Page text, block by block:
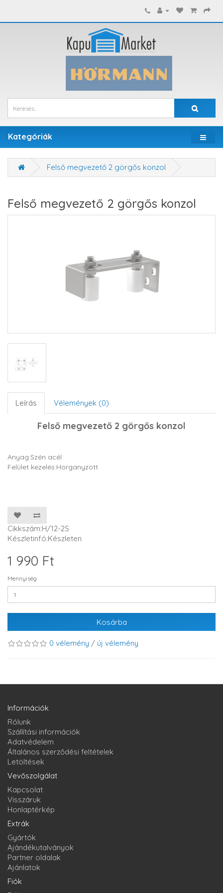
Kategóriák
Felső megvezető 2 görgős konzol
Felső megvezető 2 görgős konzol
Leírás Vélemények (0)
Felső megvezető 2 görgős konzol
Anyag:Szén acél
Felület kezelés:Horganyzott
Cikkszám:H/12-2S
Készletinfó:Készleten
1 990 Ft
Mennyiség
Kosárba
0 vélemény / új vélemény
Információk
Rólunk
Szállítási információk
Adatvédelem
Általános szerződési feltételek
Letöltések
Vevőszolgálat
Kapcsolat
Visszáruk
Honlaptérkép
Extrák
Gyártók
Ajándékutalványok
Partner oldalak
Ajánlatok
Fiók